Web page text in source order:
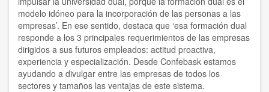
modelo idóneo para la incorporación de las personas a las
empresas’. En ese sentido, destaca que ‘esa formación dual
responde a los 3 principales requerimientos de las empresas
dirigidos a sus futuros empleados: actitud proactiva,
experiencia y especialización. Desde Confebask estamos
ayudando a divulgar entre las empresas de todos los
sectores y tamaños las ventajas de este sistema.